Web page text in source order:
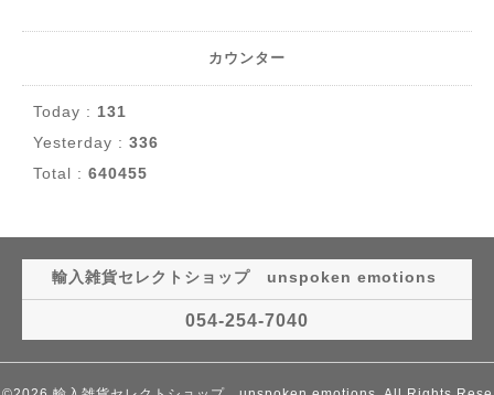
カウンター
Today : 131
Yesterday : 336
Total : 640455
輸入雑貨セレクトショップ unspoken emotions
054-254-7040